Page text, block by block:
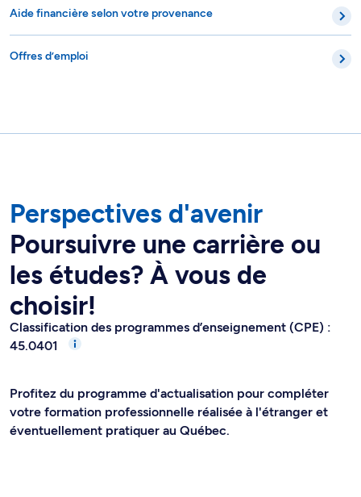
Aide financière selon votre provenance
Offres d’emploi
Perspectives d'avenir
Poursuivre une carrière ou
les études? À vous de
choisir!
Classification des programmes d’enseignement (CPE) :
45.0401
Profitez du programme d'actualisation pour compléter
votre formation professionnelle réalisée à l'étranger et
éventuellement pratiquer au Québec.